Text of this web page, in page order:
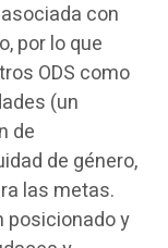
con
por lo que
ODS como
(un
de
de género,
las metas.
posicionado y